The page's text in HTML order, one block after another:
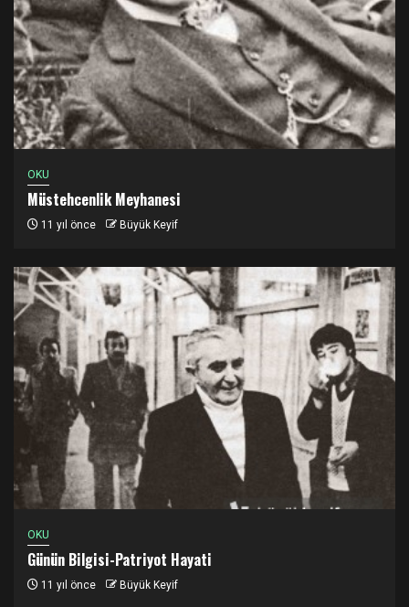
OKU
Müstehcenlik Meyhanesi
11 yıl önce Büyük Keyif
OKU
Günün Bilgisi-Patriyot Hayati
11 yıl önce Büyük Keyif